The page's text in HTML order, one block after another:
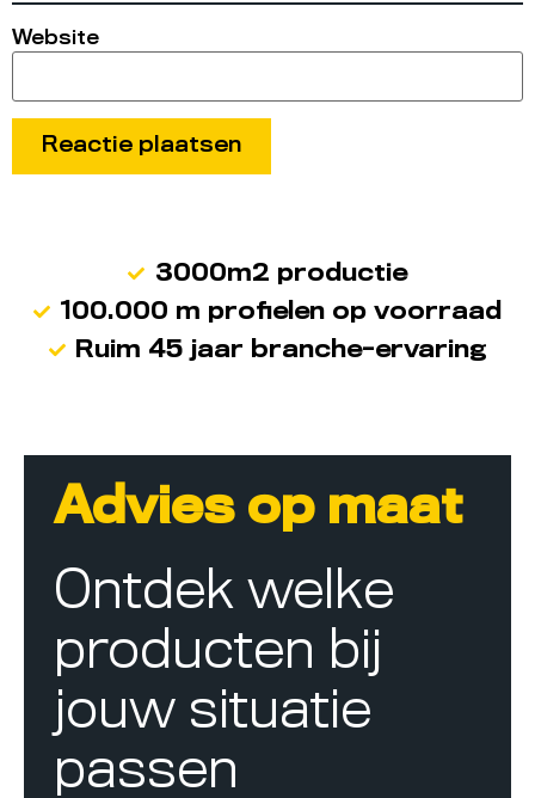
Website
3000m2 productie
100.000 m profielen op voorraad
Ruim 45 jaar branche-ervaring
Advies op maat
Ontdek welke
producten bij
jouw situatie
passen